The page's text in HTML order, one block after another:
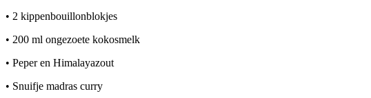
• 2 kippenbouillonblokjes
• 200 ml ongezoete kokosmelk
• Peper en Himalayazout
• Snuifje madras curry